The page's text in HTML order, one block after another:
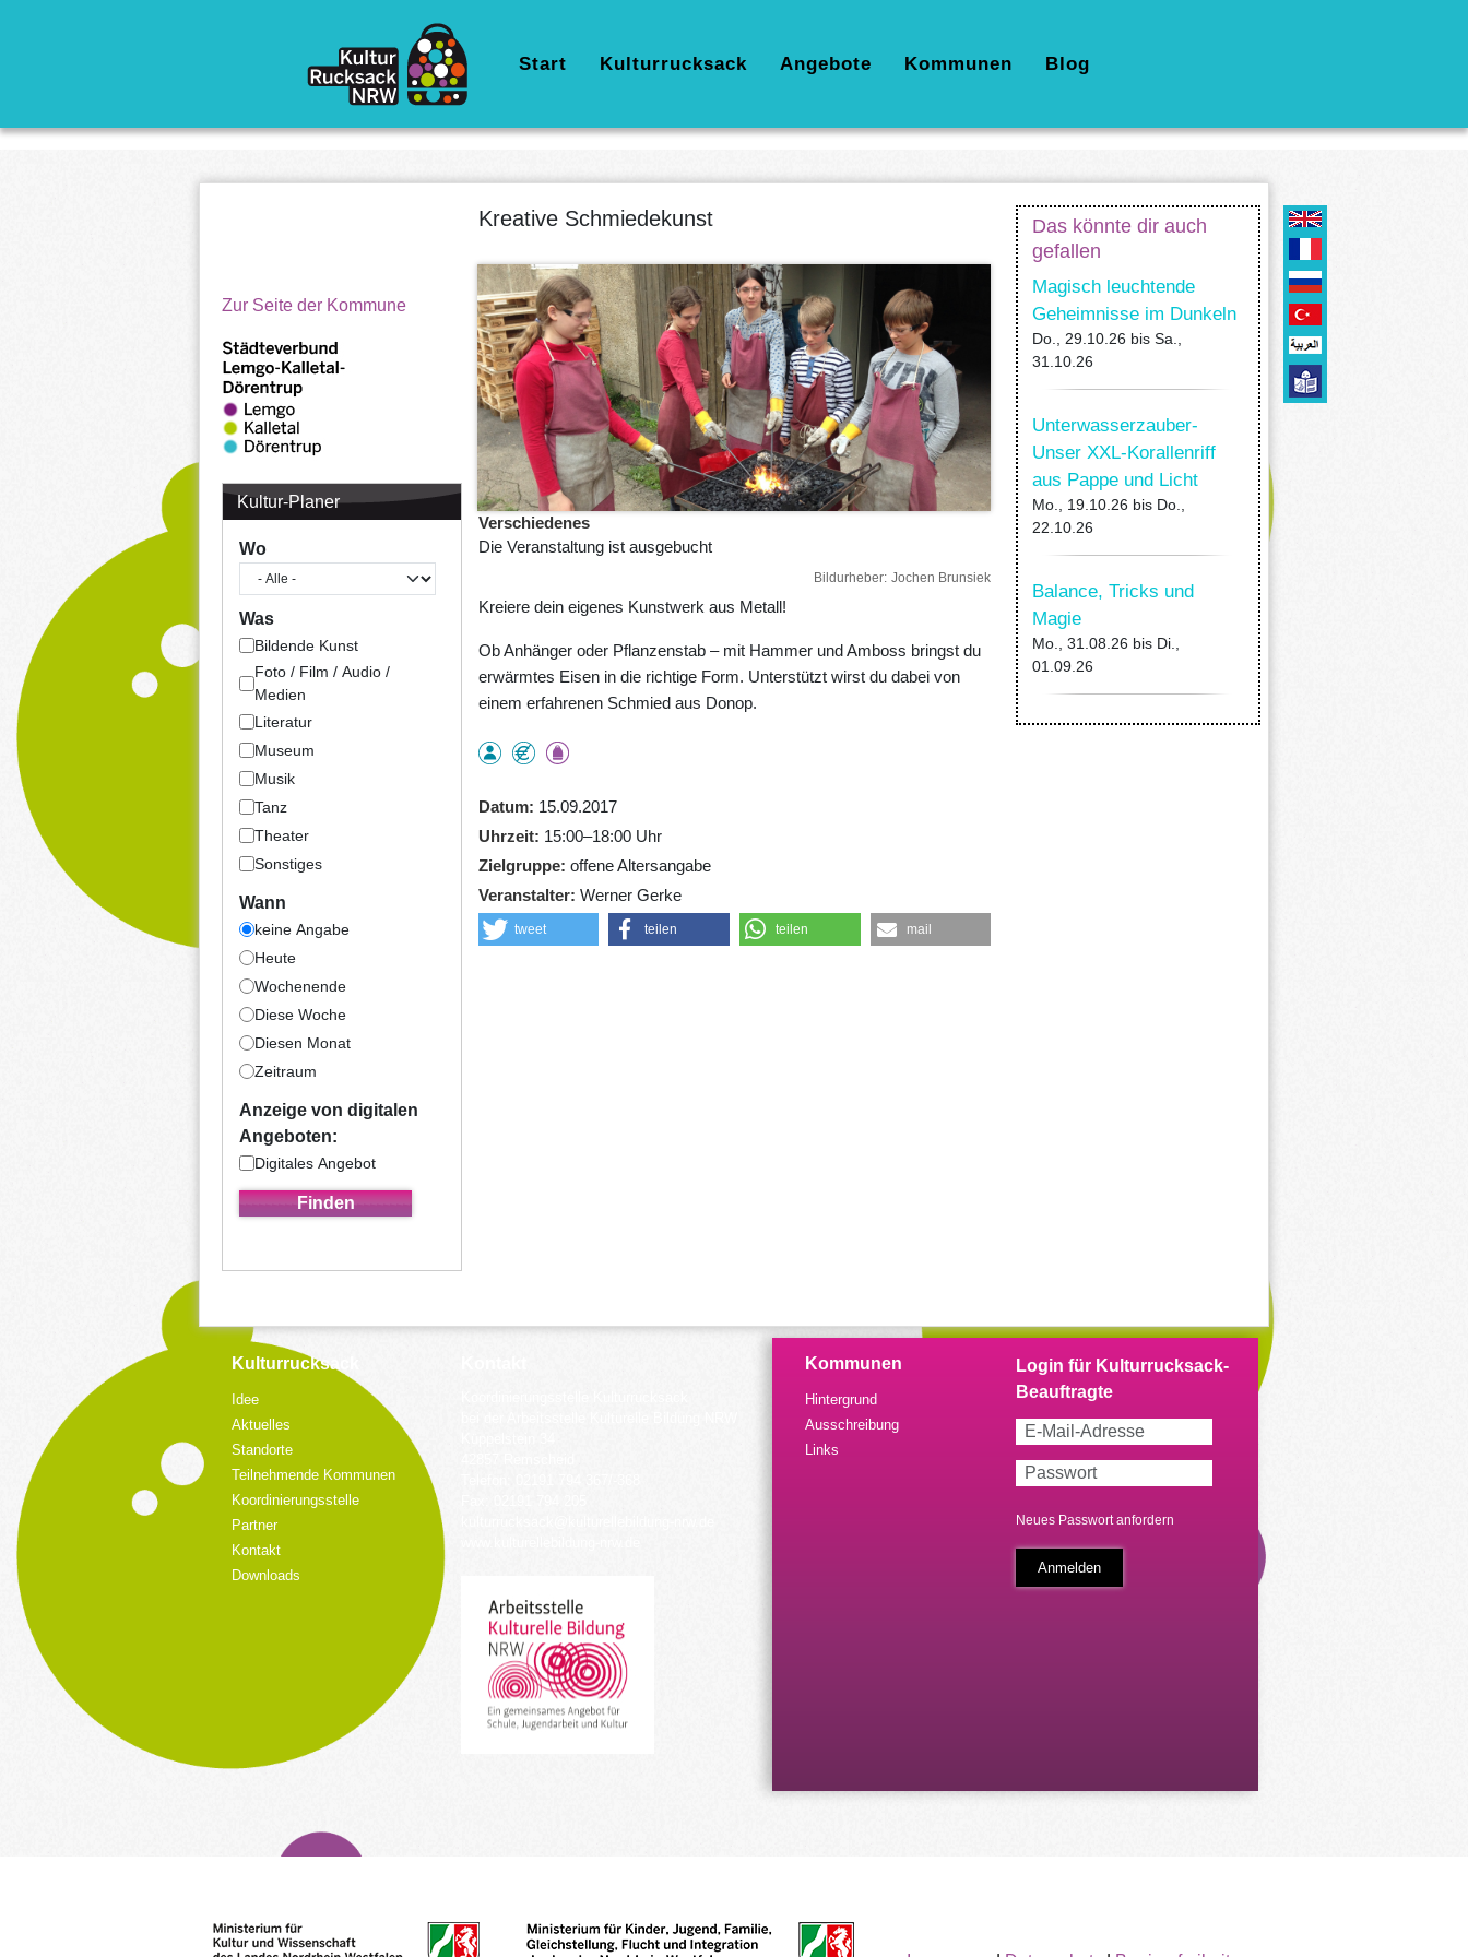
Hauptnavigation
Start Kulturrucksack Angebote Kommunen Blog
Zur Seite der Kommune
Kultur-Planer
Wo
Was
Bildende Kunst
Foto / Film / Audio /
Medien
Literatur
Museum
Musik
Tanz
Theater
Sonstiges
Wann
keine Angabe
Heute
Wochenende
Diese Woche
Diesen Monat
Zeitraum
Anzeige von digitalen
Angeboten:
Digitales Angebot
Kreative Schmiedekunst
Verschiedenes
Die Veranstaltung ist ausgebucht
Bildurheber Jochen Brunsiek
Kreiere dein eigenes Kunstwerk aus Metall!
Ob Anhänger oder Pflanzenstab – mit Hammer und Amboss bringst du
erwärmtes Eisen in die richtige Form. Unterstützt wirst du dabei von
einem erfahrenen Schmied aus Donop.
Datum
15.09.2017
Uhrzeit
15:00–18:00 Uhr
Zielgruppe offene Altersangabe
Veranstalter Werner Gerke
tweet teilen teilen mail
Das könnte dir auch
gefallen
Magisch leuchtende
Geheimnisse im Dunkeln
Do., 29.10.26 bis Sa.,
31.10.26
Unterwasserzauber-
Unser XXL-Korallenriff
aus Pappe und Licht
Mo., 19.10.26 bis Do.,
22.10.26
Balance, Tricks und
Magie
Mo., 31.08.26 bis Di.,
01.09.26
Kulturrucksack
Idee
Aktuelles
Standorte
Teilnehmende Kommunen
Koordinierungsstelle
Partner
Kontakt
Downloads
Kommunen
Hintergrund
Ausschreibung
Links
Neues Passwort anfordern